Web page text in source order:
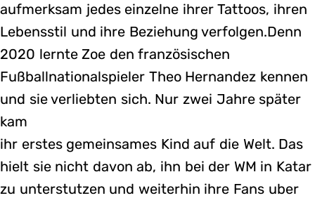
aufmerksam jedes einzelne ihrer Tattoos, ihren
Lebensstil und ihre Beziehung verfolgen.Denn
2020 lernte Zoe den französischen
Fußballnationalspieler Theo Hernandez kennen
und sie verliebten sich. Nur zwei Jahre später
kam
ihr erstes gemeinsames Kind auf die Welt. Das
hielt sie nicht davon ab, ihn bei der WM in Katar
zu unterstutzen und weiterhin ihre Fans uber